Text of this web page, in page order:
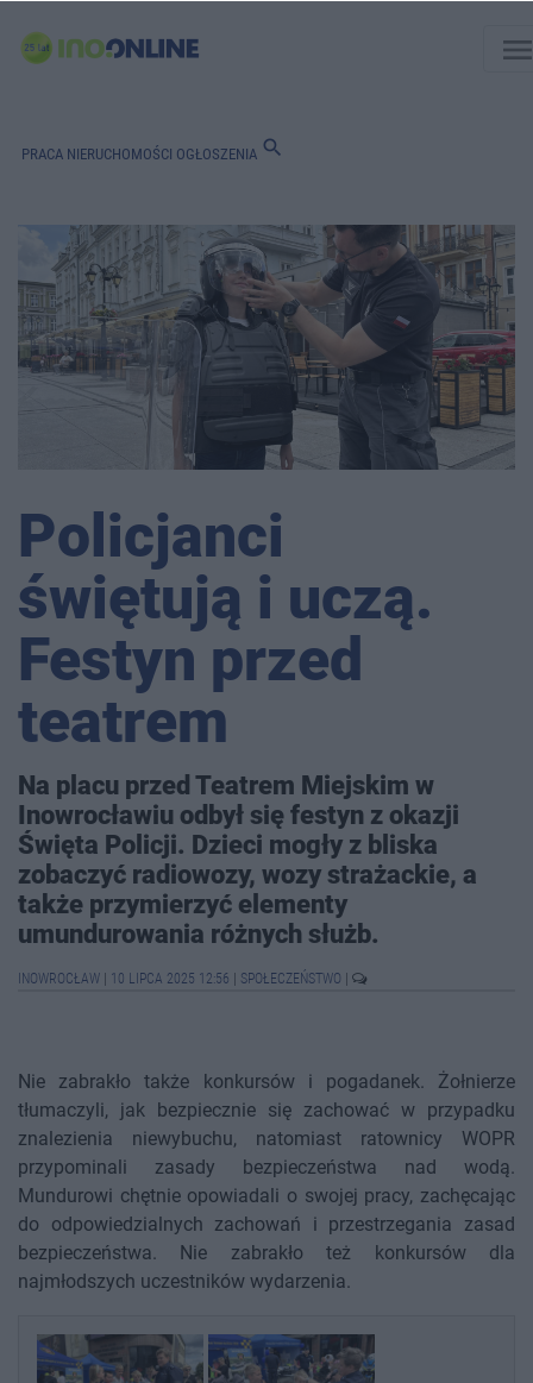
PRACA NIERUCHOMOŚCI OGŁOSZENIA search
Policjanci
świętują i uczą.
Festyn przed
teatrem
Na placu przed Teatrem Miejskim w
Inowrocławiu odbył się festyn z okazji
Święta Policji. Dzieci mogły z bliska
zobaczyć radiowozy, wozy strażackie, a
także przymierzyć elementy
umundurowania różnych służb.
INOWROCŁAW 10 LIPCA 2025 12:56 SPOŁECZEŃSTWO
Nie zabrakło także konkursów i pogadanek. Żołnierze
tłumaczyli, jak bezpiecznie się zachować w przypadku
znalezienia niewybuchu, natomiast ratownicy WOPR
przypominali zasady bezpieczeństwa nad wodą.
Mundurowi chętnie opowiadali o swojej pracy, zachęcając
do odpowiedzialnych zachowań i przestrzegania zasad
bezpieczeństwa. Nie zabrakło też konkursów dla
najmłodszych uczestników wydarzenia.